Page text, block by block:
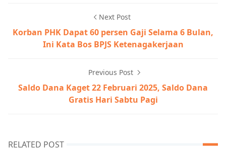
Next Post
Korban PHK Dapat 60 persen Gaji Selama 6 Bulan,
Ini Kata Bos BPJS Ketenagakerjaan
Previous Post
Saldo Dana Kaget 22 Februari 2025, Saldo Dana
Gratis Hari Sabtu Pagi
RELATED POST